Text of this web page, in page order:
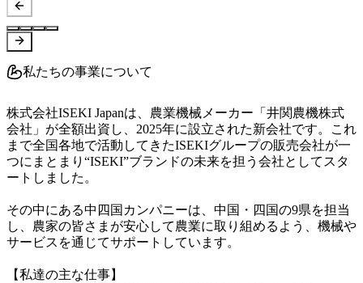
私たちの事業について
株式会社ISEKI Japanは、農業機械メーカー「井関農機株式
会社」が全額出資し、2025年に設立された新会社です。これ
まで全国各地で活動してきたISEKIグループの販売会社が一
つにまとまり“ISEKI”ブランドの未来を担う会社としてスタ
ートしました。
その中にある中四国カンパニーは、中国・四国の9県を担当
し、農家の皆さまが安心して農業に取り組めるよう、機械や
サービスを通じてサポートしています。
【私達の主な仕事】